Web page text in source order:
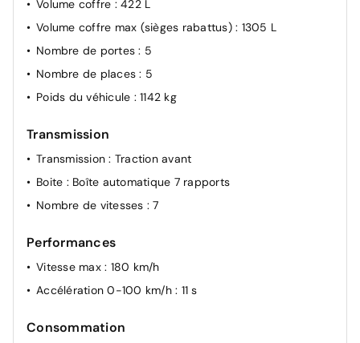
Pack Sécurité: Prévention de franchissement de ligne
intelligent, Reconnaissance des panneaux de
signalisation, Feux de route adaptatifs
Volume coffre : 422 L
Volume coffre max (sièges rabattus) : 1305 L
Nombre de portes: 5
Nombre de places: 5
Poids du véhicule : 1142 kg
Transmission
Transmission: Traction avant
Boite : Boîte automatique 7 rapports
Nombre de vitesses : 7
Performances
Vitesse max : 180 km/h
Accélération 0-100 km/h : 11 s
Consommation